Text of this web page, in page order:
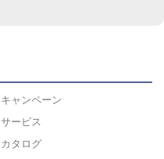
キャンペーン
サービス
カタログ